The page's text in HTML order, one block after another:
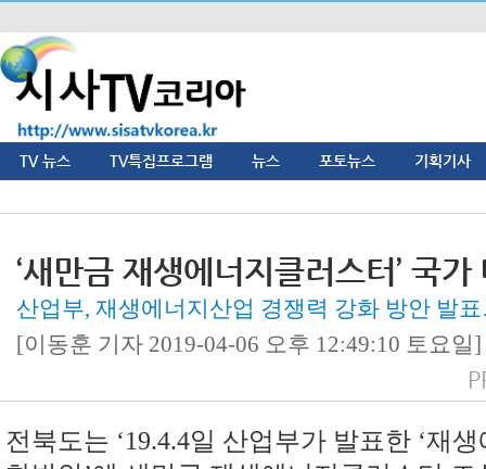
TV 뉴스 TV특집프로그램 뉴스 포토뉴스 기획기사
‘새만금 재생에너지클러스터’ 국
산업부, 재생에너지산업 경쟁력 강화 방안 발
[이동훈 기자 2019-04-06 오후 12:49:10 토요일]
전북도는 ‘19.4.4일 산업부가 발표한 ‘재생